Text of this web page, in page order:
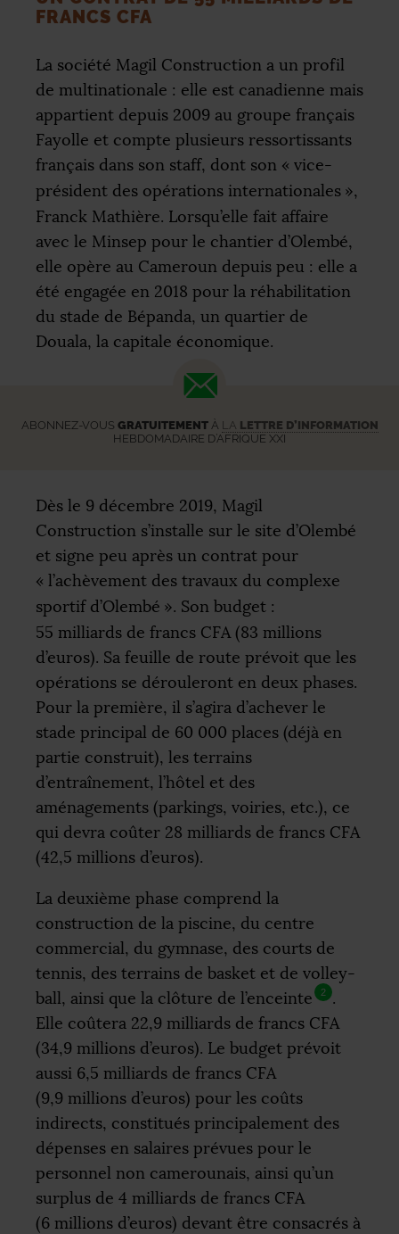
FRANCS CFA
La société Magil Construction a un profil
de multinationale : elle est canadienne mais
appartient depuis 2009 au groupe français
Fayolle et compte plusieurs ressortissants
français dans son staff, dont son « vice-
président des opérations internationales »,
Franck Mathière. Lorsqu’elle fait affaire
avec le Minsep pour le chantier d’Olembé,
elle opère au Cameroun depuis peu : elle a
été engagée en 2018 pour la réhabilitation
du stade de Bépanda, un quartier de
Douala, la capitale économique.
ABONNEZ-VOUS GRATUITEMENTÀ LA LETTRE D’INFORMATION
HEBDOMADAIRE D’AFRIQUE XXI
Dès le 9 décembre 2019, Magil
Construction s’installe sur le site d’Olembé
et signe peu après un contrat pour
« l’achèvement des travaux du complexe
sportif d’Olembé ». Son budget :
55 milliards de francs CFA(83 millions
d’euros). Sa feuille de route prévoit que les
opérations se dérouleront en deux phases.
Pour la première, il s’agira d’achever le
stade principal de 60 000 places (déjà en
partie construit), les terrains
d’entraînement, l’hôtel et des
aménagements (parkings, voiries, etc.), ce
qui devra coûter 28 milliards de francs CFA
(42,5 millions d’euros).
La deuxième phase comprend la
construction de la piscine, du centre
commercial, du gymnase, des courts de
tennis, des terrains de basket et de volley-
ball, ainsi que la clôture de l’enceinte
2
.
Elle coûtera 22,9 milliards de francs CFA
(34,9 millions d’euros). Le budget prévoit
aussi 6,5 milliards de francs CFA
(9,9 millions d’euros) pour les coûts
indirects, constitués principalement des
dépenses en salaires prévues pour le
personnel non camerounais, ainsi qu’un
surplus de 4 milliards de francs CFA
(6 millions d’euros) devant être consacrés à